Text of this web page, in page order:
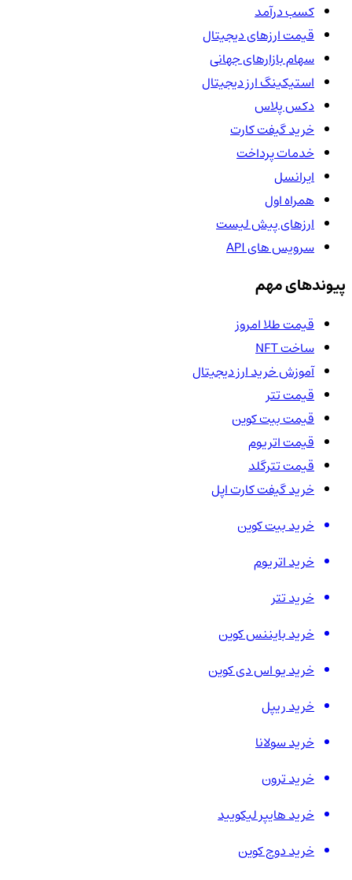
کسب درآمد
قیمت ارزهای دیجیتال
سهام بازارهای جهانی
استیکینگ ارز دیجیتال
دکس پلاس
خرید گیفت کارت
خدمات پرداخت
ایرانسل
همراه اول
ارزهای پیش لیست
سرویس های API
پیوندهای مهم
قیمت طلا امروز
ساخت NFT
آموزش خرید ارز دیجیتال
قیمت تتر
قیمت بیت کوین
قیمت اتریوم
قیمت تترگلد
خرید گیفت کارت اپل
خرید بیت کوین
خرید اتریوم
خرید تتر
خرید بایننس کوین
خرید یو اس دی کوین
خرید ریپل
خرید سولانا
خرید ترون
خرید هایپر لیکویید
خرید دوج کوین